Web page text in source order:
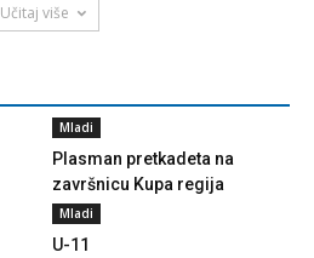
Učitaj više
Mladi
Plasman pretkadeta na
završnicu Kupa regija
Mladi
U-11